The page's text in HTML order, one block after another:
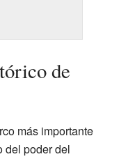
de
más importante
del poder del